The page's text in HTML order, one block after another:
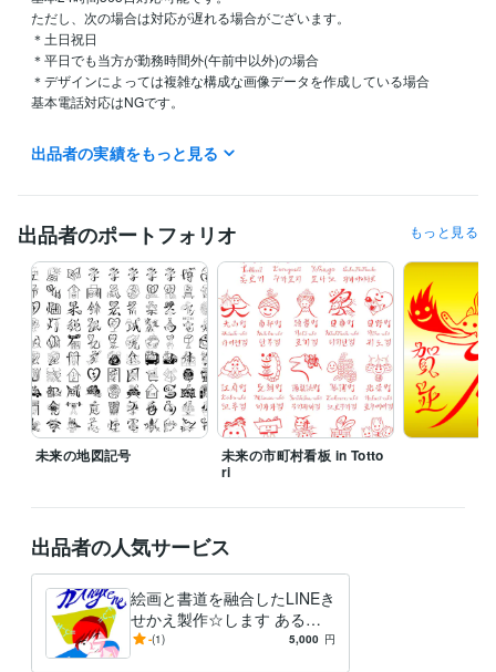
ただし、次の場合は対応が遅れる場合がございます。
＊土日祝日
＊平日でも当方が勤務時間外(午前中以外)の場合
＊デザインによっては複雑な構成な画像データを作成している場合
基本電話対応はNGです。
＊当方が別のサービスと並行して作業中である場合
クリエイター / 作家 経験年数 : 8年
受賞歴
第9回東北障がい者芸術全国公募展 三菱商事賞 令和５年度 あいサポ
ート・アートとっとり展　佳作受賞 鳥取県立バリアフリー美術館で
優秀な作品として選出
資格・検定
書道、習字準四段高等師範免許所持(毛筆、硬筆両方)
取得年 : 2009
年
得意分野
デザイン制作 書体作り
書体
ポリゴンアート
出品者の実績をもっと見る
出品者のポートフォリオ もっと見る
未来の地図記号
未来の市町村看板 in Totto
ri
出品者の人気サービス
絵画と書道を融合したLINEき
せかえ製作☆します ある文
字の中に絵画がある画法も含
-(1) 5,000 円